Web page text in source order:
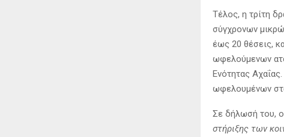
Τέλος, η τρίτη
σύγχρονων
έως 20 θέσεις,
ωφελούμενων
Ενότητας
ωφελουμένων
Σε δήλωσή του, ο
στήριξης των